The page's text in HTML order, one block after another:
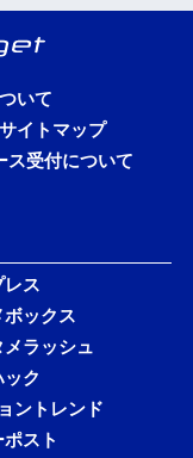
いて
サイトマップ
ス受付について
レス
ックス
ラッシュ
ク
ントレンド
スト